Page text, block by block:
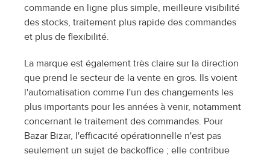
commande en ligne plus simple, meilleure visibilité
des stocks, traitement plus rapide des commandes
et plus de flexibilité.
La marque est également très claire sur la direction
que prend le secteur de la vente en gros. Ils voient
l'automatisation comme l'un des changements les
plus importants pour les années à venir, notamment
concernant le traitement des commandes. Pour
Bazar Bizar, l'efficacité opérationnelle n'est pas
seulement un sujet de backoffice ; elle contribue